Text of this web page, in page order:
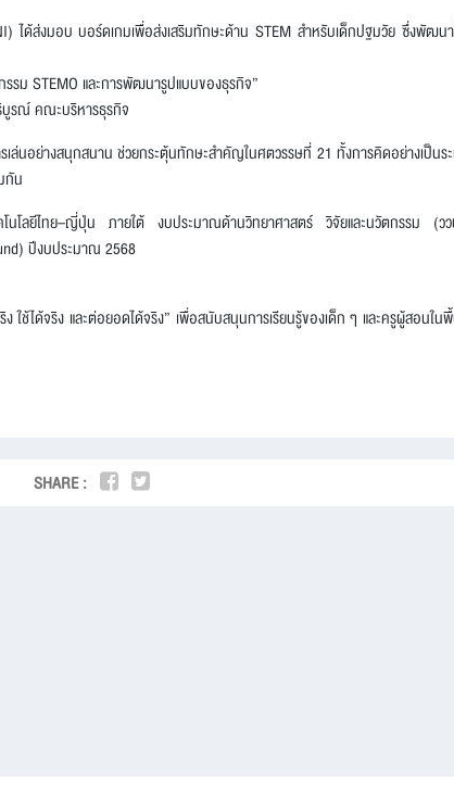
ได้ส่งมอบ บอร์ดเกมเพื่อส่งเสริมทักษะด้าน STEM สำหรับเด็กปฐมวัย ซึ่งพัฒน
รม STEMO และการพัฒนารูปแบบของธุรกิจ”
บูรณ์ คณะบริหารธุรกิจ
ล่นอย่างสนุกสนาน ช่วยกระตุ้นทักษะสำคัญในศตวรรษที่ 21 ทั้งการคิดอย่างเป็นร
กัน
โนโลยีไทย–ญี่ปุ่น ภายใต้ งบประมาณด้านวิทยาศาสตร์ วิจัยและนวัตกรรม (ว
ปีงบประมาณ 2568
ง ใช้ได้จริง และต่อยอดได้จริง” เพื่อสนับสนุนการเรียนรู้ของเด็ก ๆ และครูผู้สอนใน
SHARE :